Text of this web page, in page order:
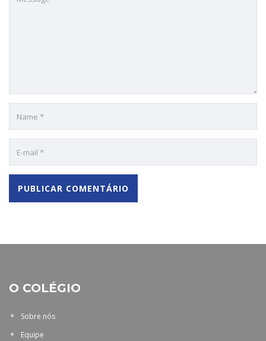
O COLÉGIO
Sobre nós
Equipe